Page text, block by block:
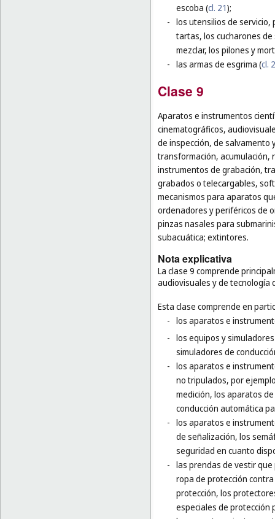
escoba (cl. 21);
- los utensilios de servicio,
tartas, los cucharones de
mezclar, los pilones y
- las armas de esgrima (cl.
Clase 9
Aparatos e instrumentos
cinematográficos,
de inspección, de salvamento
transformación, acumulación,
instrumentos de grabación,
grabados o telecargables,
mecanismos para aparatos
ordenadores y periféricos de
pinzas nasales para
subacuática; extintores.
Nota explicativa
La clase 9 comprende
audiovisuales y de tecnología
Esta clase comprende en
- los aparatos e
- los equipos y
simuladores de
- los aparatos e
no tripulados, por
medición, los aparatos
conducción automática
- los aparatos e
de señalización, los
seguridad en cuanto
- las prendas de vestir
ropa de protección
protección, los
especiales de